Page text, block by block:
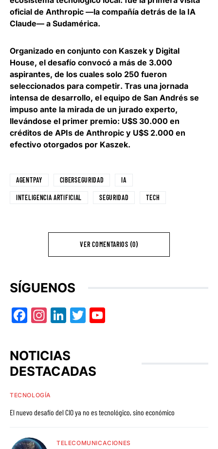
oficial de Anthropic —la compañía detrás de la IA
Claude— a Sudamérica.
Organizado en conjunto con Kaszek y Digital
House, el desafío convocó a más de 3.000
aspirantes, de los cuales solo 250 fueron
seleccionados para competir. Tras una jornada
intensa de desarrollo, el equipo de San Andrés se
impuso ante la mirada de un jurado experto,
llevándose el primer premio: U$S 30.000 en
créditos de APIs de Anthropic y U$S 2.000 en
efectivo otorgados por Kaszek.
AGENTPAY CIBERSEGURIDAD IA
INTELIGENCIA ARTIFICIAL SEGURIDAD TECH
VER COMENTARIOS (0)
SÍGUENOS
Facebook
Instagram
LinkedIn
Twitter
NOTICIAS
DESTACADAS
TECNOLOGÍA
El nuevo desafío del CIO ya no es tecnológico, sino económico
TELECOMUNICACIONES